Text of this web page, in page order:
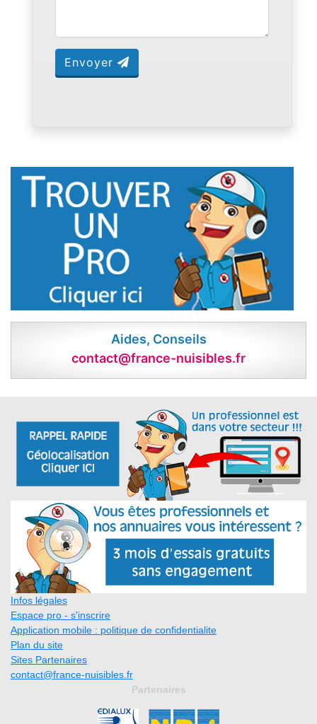
Envoyer
Aides, Conseils
contact@france-nuisibles.fr
Infos légales
Espace pro - s'inscrire
Application mobile : politique de confidentialite
Plan du site
Sites Partenaires
contact@france-nuisibles.fr
Partenaires